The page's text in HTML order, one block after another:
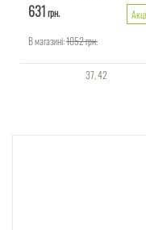
631грн.
В магазині:1052грн.
37 42